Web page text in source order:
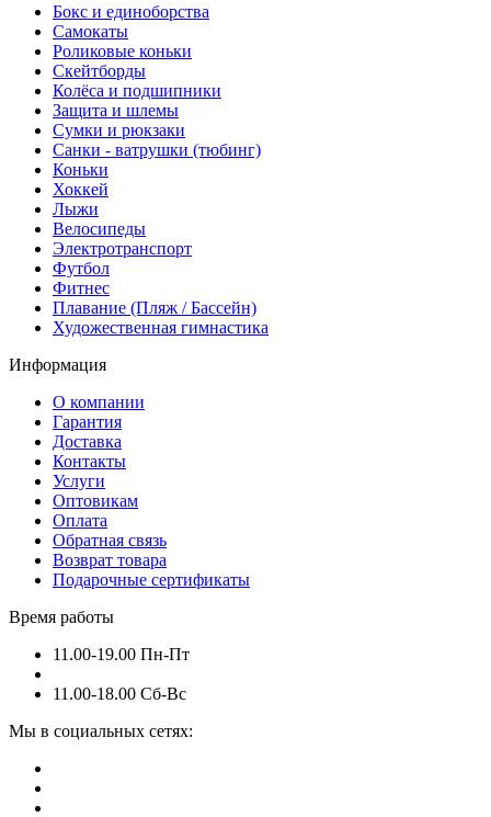
Бокс и единоборства
Самокаты
Роликовые коньки
Скейтборды
Колёса и подшипники
Защита и шлемы
Сумки и рюкзаки
Санки - ватрушки (тюбинг)
Коньки
Хоккей
Лыжи
Велосипеды
Электротранспорт
Футбол
Фитнес
Плавание (Пляж / Бассейн)
Художественная гимнастика
Информация
О компании
Гарантия
Доставка
Контакты
Услуги
Оптовикам
Оплата
Обратная связь
Возврат товара
Подарочные сертификаты
Время работы
11.00-19.00 Пн-Пт
11.00-18.00 Сб-Вс
Мы в социальных сетях: